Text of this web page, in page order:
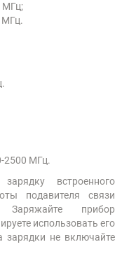
МГц;
МГц.
2500 МГц.
встроенного
подавителя связи
прибор
использовать его
зарядки не включайте